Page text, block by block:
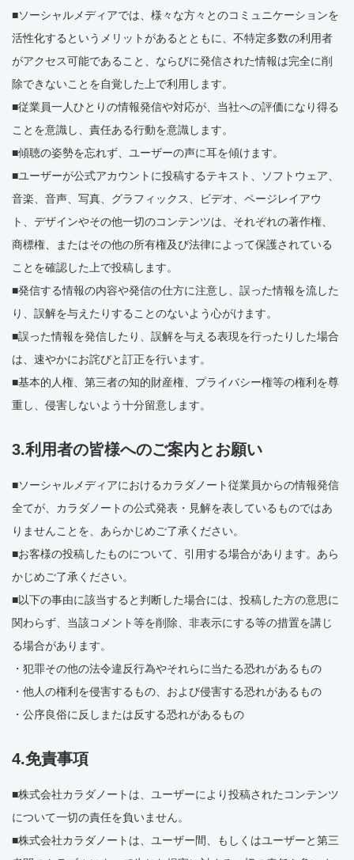
■ソーシャルメディアでは、様々な方々とのコミュニケーションを
活性化するというメリットがあるとともに、不特定多数の利用者
がアクセス可能であること、ならびに発信された情報は完全に削
除できないことを自覚した上で利用します。
■従業員一人ひとりの情報発信や対応が、当社への評価になり得る
ことを意識し、責任ある行動を意識します。
■傾聴の姿勢を忘れず、ユーザーの声に耳を傾けます。
■ユーザーが公式アカウントに投稿するテキスト、ソフトウェア、
音楽、音声、写真、グラフィックス、ビデオ、ページレイアウ
ト、デザインやその他一切のコンテンツは、それぞれの著作権、
商標権、またはその他の所有権及び法律によって保護されている
ことを確認した上で投稿します。
■発信する情報の内容や発信の仕方に注意し、誤った情報を流した
り、誤解を与えたりすることのないよう心がけます。
■誤った情報を発信したり、誤解を与える表現を行ったりした場合
は、速やかにお詫びと訂正を行います。
■基本的人権、第三者の知的財産権、プライバシー権等の権利を尊
重し、侵害しないよう十分留意します。
3.利用者の皆様へのご案内とお願い
■ソーシャルメディアにおけるカラダノート従業員からの情報発信
全てが、カラダノートの公式発表・見解を表しているものではあ
りませんことを、あらかじめご了承ください。
■お客様の投稿したものについて、引用する場合があります。あら
かじめご了承ください。
■以下の事由に該当すると判断した場合には、投稿した方の意思に
関わらず、当該コメント等を削除、非表示にする等の措置を講じ
る場合があります。
・犯罪その他の法令違反行為やそれらに当たる恐れがあるもの
・他人の権利を侵害するもの、および侵害する恐れがあるもの
・公序良俗に反しまたは反する恐れがあるもの
4.免責事項
■株式会社カラダノートは、ユーザーにより投稿されたコンテンツ
について一切の責任を負いません。
■株式会社カラダノートは、ユーザー間、もしくはユーザーと第三